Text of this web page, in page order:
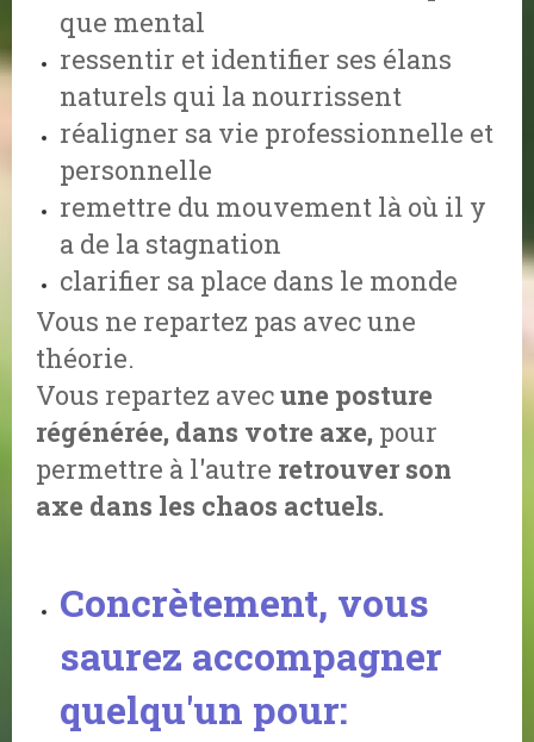
que mental
ressentir et identifier ses élans
naturels qui la nourrissent
réaligner sa vie professionnelle et
personnelle
remettre du mouvement là où il y
a de la stagnation
clarifier sa place dans le monde
Vous ne repartez pas avec une
théorie.
Vous repartez avecune posture
régénérée, dans votre axe, pour
permettre à l'autre retrouver son
axe dans les chaos actuels.
Concrètement, vous
saurez accompagner
quelqu'un pour: